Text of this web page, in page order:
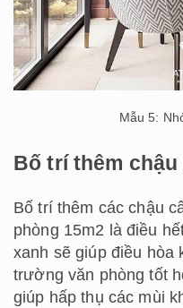
Mẫu 5:
Bố trí thêm
Bố trí thêm các chậu
phòng 15m2 là điều
xanh sẽ giúp điều hòa
trường văn phòng tốt
giúp hấp thụ các mùi